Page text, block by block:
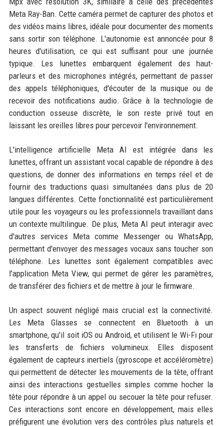
Meta Ray-Ban. Cette caméra permet de capturer des photos et
des vidéos mains libres, idéale pour documenter des moments
sans sortir son téléphone. L'autonomie est annoncée pour 8
heures d'utilisation, ce qui est suffisant pour une journée
typique. Les lunettes embarquent également des haut-
parleurs et des microphones intégrés, permettant de passer
des appels téléphoniques, d'écouter de la musique ou de
recevoir des notifications audio. Grâce à la technologie de
conduction osseuse discrète, le son reste privé tout en
laissant les oreilles libres pour percevoir l'environnement.
L'intelligence artificielle Meta AI est intégrée dans les
lunettes, offrant un assistant vocal capable de répondre à des
questions, de donner des informations en temps réel et de
fournir des traductions quasi simultanées dans plus de 20
langues différentes. Cette fonctionnalité est particulièrement
utile pour les voyageurs ou les professionnels travaillant dans
un contexte multilingue. De plus, Meta AI peut interagir avec
d'autres services Meta comme Messenger ou WhatsApp,
permettant d'envoyer des messages vocaux sans toucher son
téléphone. Les lunettes sont également compatibles avec
l'application Meta View, qui permet de gérer les paramètres,
de transférer des fichiers et de mettre à jour le firmware.
Un aspect souvent négligé mais crucial est la connectivité.
Les Meta Glasses se connectent en Bluetooth à un
smartphone, qu'il soit iOS ou Android, et utilisent le Wi-Fi pour
les transferts de fichiers volumineux. Elles disposent
également de capteurs inertiels (gyroscope et accéléromètre)
qui permettent de détecter les mouvements de la tête, offrant
ainsi des interactions gestuelles simples comme hocher la
tête pour répondre à un appel ou secouer la tête pour refuser.
Ces interactions sont encore en développement, mais elles
préfigurent une évolution vers des contrôles plus naturels et